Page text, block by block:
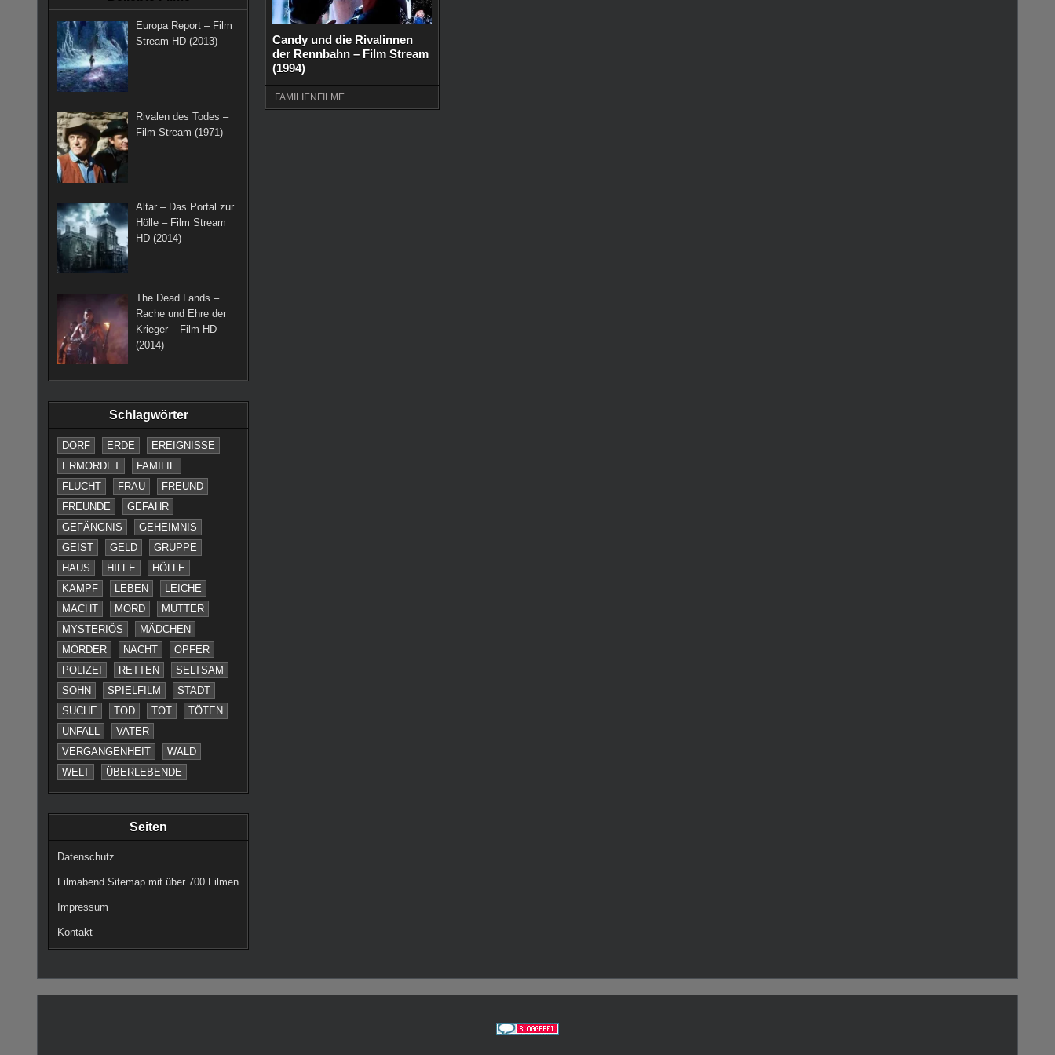
a
m
s
t
Europa Report – Film
Stream HD (2013)
Rivalen des Todes –
Film Stream (1971)
Altar – Das Portal zur
Hölle – Film Stream
HD (2014)
The Dead Lands –
Rache und Ehre der
Krieger – Film HD
(2014)
Schlagwörter
DORF ERDE
EREIGNISSE
ERMORDET
FAMILIE
FLUCHT
FRAU
FREUND
FREUNDE
GEFAHR
GEFÄNGNIS
GEHEIMNIS
GEIST
GELD
GRUPPE
HAUS
HILFE
HÖLLE
KAMPF
LEBEN
LEICHE
MACHT
MORD
MUTTER
MYSTERIÖS
MÄDCHEN
MÖRDER
NACHT
OPFER
POLIZEI
RETTEN
SELTSAM
SOHN
SPIELFILM
STADT
SUCHE
TOD TOT
TÖTEN
UNFALL
VATER
VERGANGENHEIT
WALD
WELT
ÜBERLEBENDE
Seiten
Datenschutz
Filmabend Sitemap mit über 700 Filmen
Impressum
Kontakt
Candy und die Rivalinnen
der Rennbahn – Film Stream
(1994)
FAMILIENFILME